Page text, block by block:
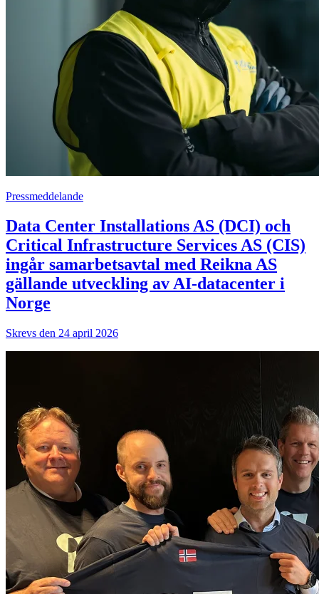
Pressmeddelande
Data Center Installations AS (DCI) och
Critical Infrastructure Services AS (CIS)
ingår samarbetsavtal med Reikna AS
gällande utveckling av AI-datacenter i
Norge
Skrevs den 24 april 2026